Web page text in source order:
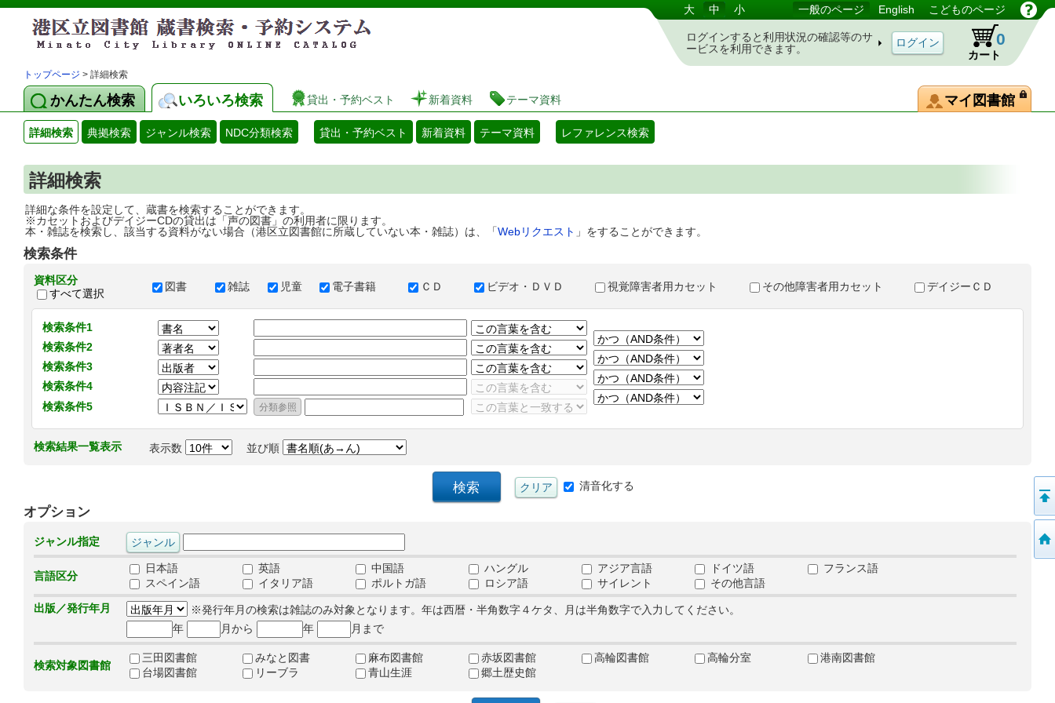
港区立図書館 蔵書検索・予約システム 大 中 小 一般のページ English こどものページ
ログインすると利用状況の確認等のサ
ービスを利用できます。
カート
0
トップページ > 詳細検索
かんたん検索 いろいろ検索 貸出・予約ベスト 新着資料 テーマ資料 マイ図書館
詳細検索 典拠検索 ジャンル検索 NDC分類検索 貸出・予約ベスト 新着資料 テーマ資料 レファレンス検索
詳細検索
詳細な条件を設定して、蔵書を検索することができます。
※カセットおよびデイジーCDの貸出は「声の図書」の利用者に限ります。
本・雑誌を検索し、該当する資料がない場合（港区立図書館に所蔵していない本・雑誌）は、「Webリクエスト 」をすることができます。
検索条件
資料区分
すべて選択
図書 雑誌 児童 電子書籍 ＣＤ ビデオ・ＤＶＤ 視覚障害者用カセット その他障害者用カセット デイジーＣＤ
検索条件1
検索条件2
検索条件3
検索条件4
検索条件5
検索結果一覧表示 表示数 並び順
清音化する
オプション
ジャンル指定
言語区分
日本語 英語 中国語 ハングル アジア言語 ドイツ語
フランス語
スペイン語
イタリア語 ポルトガ語 ロシア語 サイレント
その他言語
出版／発行年月
※発行年月の検索は雑誌のみ対象となります。年は西暦・半角数字４ケタ、月は半角数字で入力してください。
年
月から 年 月まで
検索対象図書館
三田図書館 みなと図書 麻布図書館 赤坂図書館 高輪図書館 高輪分室
港南図書館
台場図書館
リーブラ 青山生涯 郷土歴史館